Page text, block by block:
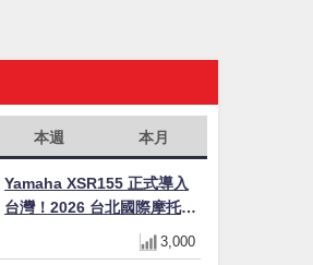
本週 本月
Yamaha XSR155 正式導入
台灣！2026 台北國際摩托車
展亮相，70 週年紀念版
YZF-R 系列限量追加販售
3,000